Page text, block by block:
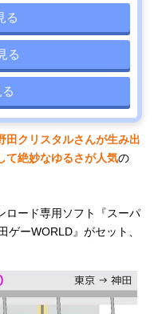
る
る
田クリスタルさんが生み出
て絶妙なゆるさが人気の
ロード専用ソフト『スーパ
ゲーWORLD』がセット、